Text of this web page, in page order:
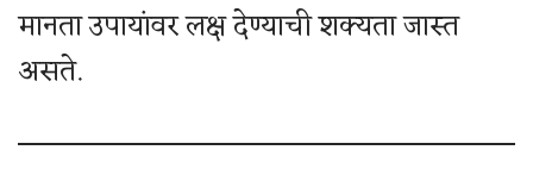
मानता उपायांवर लक्ष देण्याची शक्यता जास्त
असते.